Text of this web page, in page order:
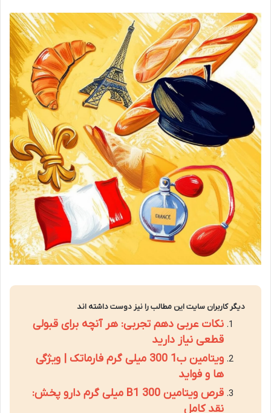
دیگر کاربران سایت این مطالب را نیز دوست داشته اند
نکات عربی دهم تجربی: هر آنچه برای قبولی
قطعی نیاز دارید
ویتامین ب1 300 میلی گرم فارماتک | ویژگی
ها و فواید
قرص ویتامین B1 300 میلی گرم دارو پخش:
نقد کامل